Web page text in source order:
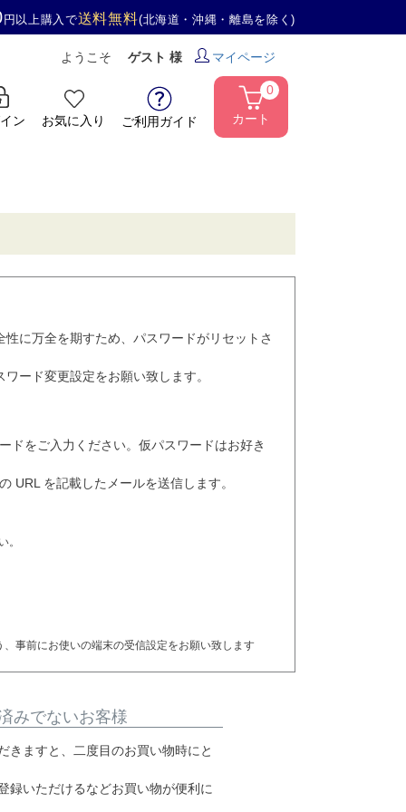
円以上購入で送料無料(北海道・沖縄・離島を除く)
ようこそ ゲスト 様 マイページ
ン お気に入り ご利用ガイド カート
0
に万全を期すため、パスワードがリセットさ
ード変更設定をお願い致します。
ドをご入力ください。仮パスワードはお好き
URL を記載したメールを送信します。
。
事前にお使いの端末の受信設定をお願い致します
みでないお客様
きますと、二度目のお買い物時にと
録いただけるなどお買い物が便利に